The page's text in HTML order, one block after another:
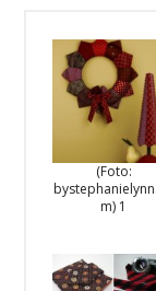
(Foto:
m) 1